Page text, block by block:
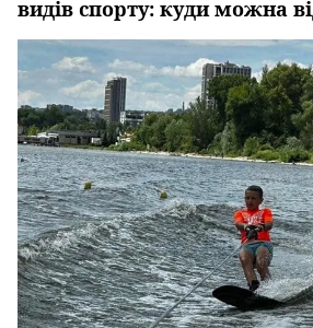
видів спорту: куди можна